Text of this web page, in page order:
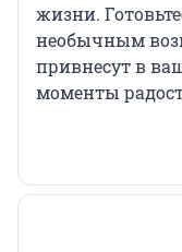
жизни.
необычным
привнесут в
моменты